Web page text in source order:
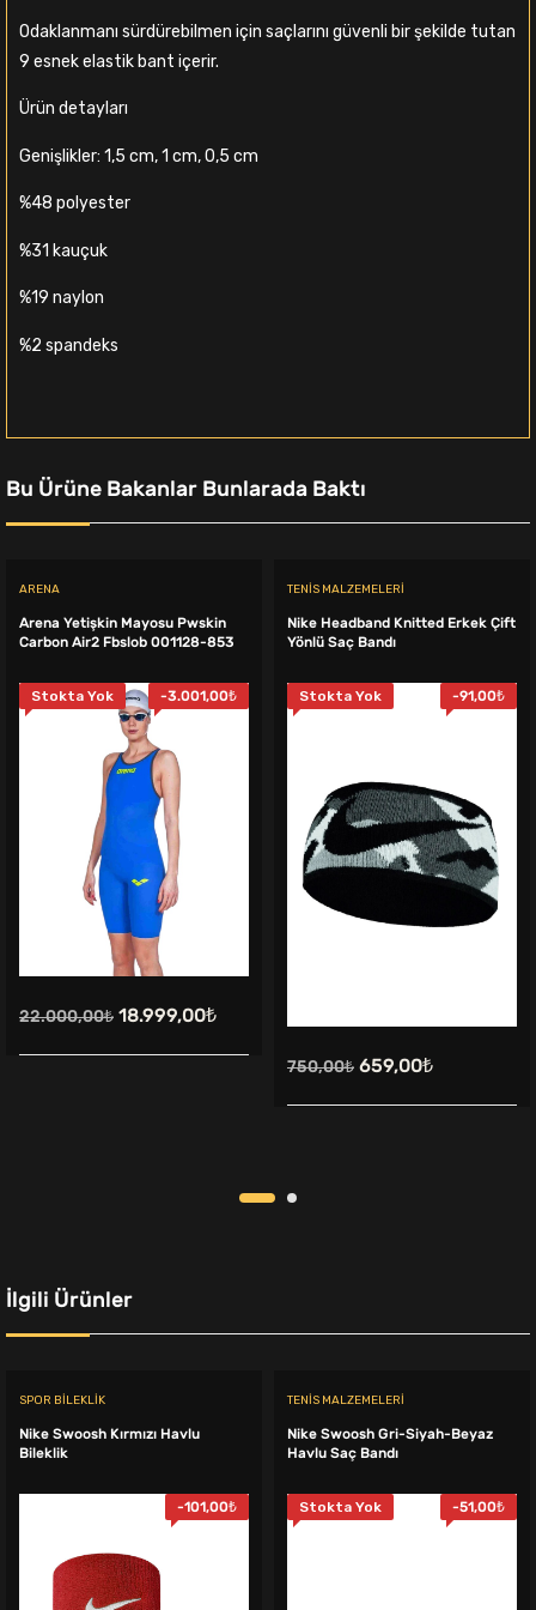
Odaklanmanı sürdürebilmen için saçlarını güvenli bir şekilde tutan
9 esnek elastik bant içerir.
Ürün detayları
Genişlikler: 1,5 cm, 1 cm, 0,5 cm
%48 polyester
%31 kauçuk
%19 naylon
%2 spandeks
Bu Ürüne Bakanlar Bunlarada Baktı
ARENA
Arena Yetişkin Mayosu Pwskin
Carbon Air2 Fbslob 001128-853
Stokta Yok -3.001,00₺
22.000,00₺ Orijinal
fiyat:
18.999,00₺Şu
andaki
TENIS MALZEMELERI
Nike Headband Knitted Erkek Çift
Yönlü Saç Bandı
Stokta Yok -91,00₺
750,00₺ Orijinal
fiyat:
659,00₺Şu
andaki
İlgili Ürünler
SPOR BILEKLIK
Nike Swoosh Kırmızı Havlu
Bileklik
-101,00₺
TENIS MALZEMELERI
Nike Swoosh Gri-Siyah-Beyaz
Havlu Saç Bandı
Stokta Yok -51,00₺